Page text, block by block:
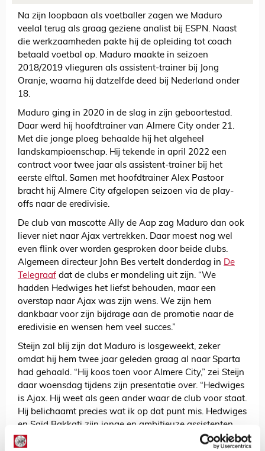
Na zijn loopbaan als voetballer zagen we Maduro
veelal terug als graag geziene analist bij ESPN. Naast
die werkzaamheden pakte hij de opleiding tot coach
betaald voetbal op. Maduro maakte in seizoen
2018/2019 vlieguren als assistent-trainer bij Jong
Oranje, waarna hij datzelfde deed bij Nederland onder
18.
Maduro ging in 2020 in de slag in zijn geboortestad.
Daar werd hij hoofdtrainer van Almere City onder 21.
Met die jonge ploeg behaalde hij het algeheel
landskampioenschap. Hij tekende in april 2022 een
contract voor twee jaar als assistent-trainer bij het
eerste elftal. Samen met hoofdtrainer Alex Pastoor
bracht hij Almere City afgelopen seizoen via de play-
offs naar de eredivisie.
De club van mascotte Ally de Aap zag Maduro dan ook
liever niet naar Ajax vertrekken. Daar moest nog wel
even flink over worden gesproken door beide clubs.
Algemeen directeur John Bes vertelt donderdag in De
Telegraaf dat de clubs er mondeling uit zijn. “We
hadden Hedwiges het liefst behouden, maar een
overstap naar Ajax was zijn wens. We zijn hem
dankbaar voor zijn bijdrage aan de promotie naar de
eredivisie en wensen hem veel succes.”
Steijn zal blij zijn dat Maduro is losgeweekt, zeker
omdat hij hem twee jaar geleden graag al naar Sparta
had gehaald. “Hij koos toen voor Almere City,” zei Steijn
daar woensdag tijdens zijn presentatie over. “Hedwiges
is Ajax. Hij weet als geen ander waar de club voor staat.
Hij belichaamt precies wat ik op dat punt mis. Hedwiges
en Saïd Bakkati zijn jonge en ambitieuze assistenten
met de nodige vlieguren. Zij kunnen mij heel goed